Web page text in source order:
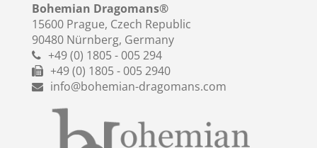
Bohemian Dragomans®
15600 Prague, Czech Republic
90480 Nürnberg, Germany
+49 (0) 1805 - 005 294
+49 (0) 1805 - 005 2940
info@bohemian-dragomans.com